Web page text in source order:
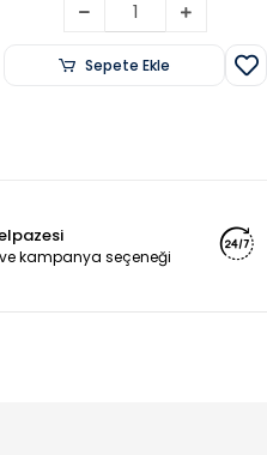
Sepete Ekle
kampanya seçeneği